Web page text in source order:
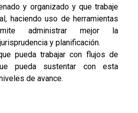
y organizado y que trabaje
haciendo uso de herramientas
administrar mejor la
y planificación.
pueda trabajar con flujos de
pueda sustentar con esta
de avance.